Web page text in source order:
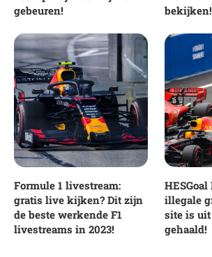
gebeuren!
bekijken!
Formule 1 livestream:
gratis live kijken? Dit zijn
de beste werkende F1
livestreams in 2023!
HESGoal
illegale
site is
gehaald!